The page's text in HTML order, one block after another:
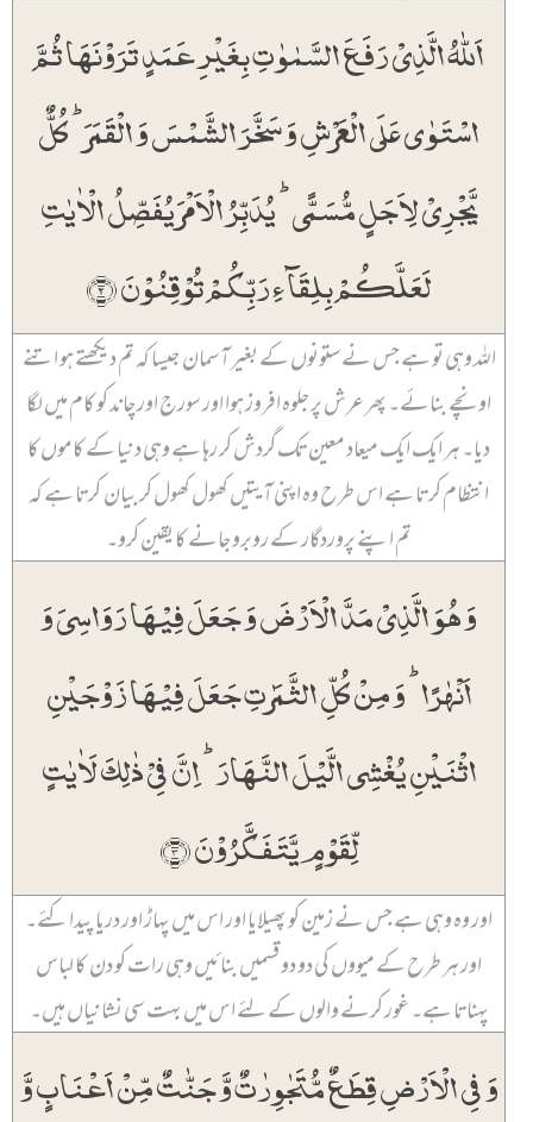
اَللّٰہُ الَّذِیۡ رَفَعَ السَّمٰوٰتِ بِغَیۡرِ عَمَدٍ تَرَوۡنَہَا ثُمَّ
اسۡتَوٰی عَلَی الۡعَرۡشِ وَ سَخَّرَ الشَّمۡسَ وَ الۡقَمَرَ ؕ کُلٌّ
یَّجۡرِیۡ لِاَجَلٍ مُّسَمًّی ؕ یُدَبِّرُ الۡاَمۡرَ یُفَصِّلُ الۡاٰیٰتِ
لَعَلَّکُمۡ بِلِقَآءِ رَبِّکُمۡ تُوۡقِنُوۡنَ ﴿۲﴾
اللہ وہی تو ہے جس نے ستونوں کے بغیر آسمان جیسا کہ تم دیکھتے ہو اتنے
اونچے بنائے۔ پھر عرش پر جلوہ افروز ہوا اور سورج اور چاند کو کام میں لگا
دیا۔ ہر ایک ایک میعاد معین تک گردش کر رہا ہے وہی دنیا کے کاموں کا
انتظام کرتا ہے اس طرح وہ اپنی آیتیں کھول کھول کر بیان کرتا ہے کہ
تم اپنے پروردگار کے روبرو جانے کا یقین کرو۔
وَ ہُوَ الَّذِیۡ مَدَّ الۡاَرۡضَ وَ جَعَلَ فِیۡہَا رَوَاسِیَ وَ
اَنۡہٰرًا ؕ وَ مِنۡ کُلِّ الثَّمَرٰتِ جَعَلَ فِیۡہَا زَوۡجَیۡنِ
اثۡنَیۡنِ یُغۡشِی الَّیۡلَ النَّہَارَ ؕ اِنَّ فِیۡ ذٰلِکَ لَاٰیٰتٍ
لِّقَوۡمٍ یَّتَفَکَّرُوۡنَ ﴿۳﴾
اور وہ وہی ہے جس نے زمین کو پھیلایا اور اس میں پہاڑ اور دریا پیدا کئے۔
اور ہر طرح کے میووں کی دو دو قسمیں بنائیں وہی رات کو دن کا لباس
پہناتا ہے۔ غور کرنے والوں کے لئے اس میں بہت سی نشانیاں ہیں۔
وَ فِی الۡاَرۡضِ قِطَعٌ مُّتَجٰوِرٰتٌ وَّ جَنّٰتٌ مِّنۡ اَعۡنَابٍ وَّ